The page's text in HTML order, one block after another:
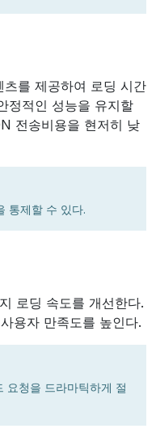
를 제공하여 로딩 시간
정적인 성능을 유지할
전송비용을 현저히 낮
통제할 수 있다.
로딩 속도를 개선한다.
용자 만족도를 높인다.
요청을 드라마틱하게 절